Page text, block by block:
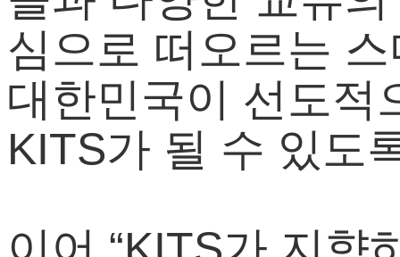
심으로 떠오르는
대한민국이 선도적
KITS가 될 수 있도